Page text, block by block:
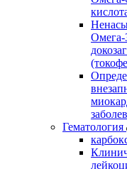
Омега-
Гематология